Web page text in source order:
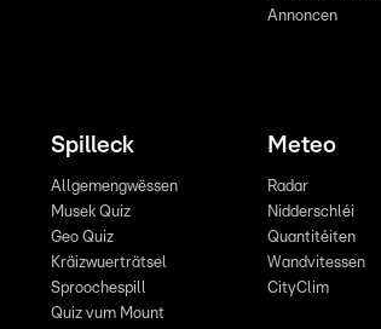
Annoncen
Spilleck
Allgemengwëssen
Musek Quiz
Geo Quiz
Kräizwuerträtsel
Sproochespill
Quiz vum Mount
Meteo
Radar
Nidderschléi
Quantitéiten
Wandvitessen
CityClim